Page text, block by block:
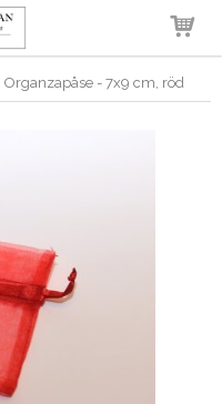
tillagd i
Organzapåse - 7x9 cm, röd